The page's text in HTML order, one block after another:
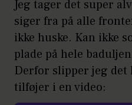
Jeg tager det super
siger fra på alle
ikke huske. Kan ikke
plade på hele
Derfor slipper jeg det
tilføjer i en video: